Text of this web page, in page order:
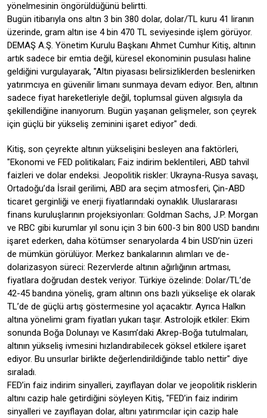
yönelmesinin öngörüldüğünü belirtti.
Bugün itibarıyla ons altın 3 bin 380 dolar, dolar/TL kuru 41 liranın
üzerinde, gram altın ise 4 bin 470 TL seviyesinde işlem görüyor.
DEMAŞ A.Ş. Yönetim Kurulu Başkanı Ahmet Cumhur Kitiş, altının
artık sadece bir emtia değil, küresel ekonominin pusulası haline
geldiğini vurgulayarak, "Altın piyasası belirsizliklerden beslenirken
yatırımcıya en güvenilir limanı sunmaya devam ediyor. Ben, altının
sadece fiyat hareketleriyle değil, toplumsal güven algısıyla da
şekillendiğine inanıyorum. Bugün yaşanan gelişmeler, son çeyrek
için güçlü bir yükseliş zeminini işaret ediyor" dedi.
Kitiş, son çeyrekte altının yükselişini besleyen ana faktörleri,
"Ekonomi ve FED politikaları; Faiz indirim beklentileri, ABD tahvil
faizleri ve dolar endeksi. Jeopolitik riskler: Ukrayna-Rusya savaşı,
Ortadoğu’da İsrail gerilimi, ABD ara seçim atmosferi, Çin-ABD
ticaret gerginliği ve enerji fiyatlarındaki oynaklık. Uluslararası
finans kuruluşlarının projeksiyonları: Goldman Sachs, J.P. Morgan
ve RBC gibi kurumlar yıl sonu için 3 bin 600-3 bin 800 USD bandını
işaret ederken, daha kötümser senaryolarda 4 bin USD’nin üzeri
de mümkün görülüyor. Merkez bankalarının alımları ve de-
dolarizasyon süreci: Rezervlerde altının ağırlığının artması,
fiyatlara doğrudan destek veriyor. Türkiye özelinde: Dolar/TL’de
42-45 bandına yöneliş, gram altının ons bazlı yükselişe ek olarak
TL’de de güçlü artış göstermesine yol açacaktır. Ayrıca Halkın
altına yönelimi gram fiyatları yukarı taşır. Astrolojik etkiler: Ekim
sonunda Boğa Dolunayı ve Kasım’daki Akrep-Boğa tutulmaları,
altının yükseliş ivmesini hızlandırabilecek göksel etkilere işaret
ediyor. Bu unsurlar birlikte değerlendirildiğinde tablo nettir" diye
sıraladı.
FED’in faiz indirim sinyalleri, zayıflayan dolar ve jeopolitik risklerin
altını cazip hale getirdiğini söyleyen Kitiş, "FED’in faiz indirim
sinyalleri ve zayıflayan dolar, altını yatırımcılar için cazip hale